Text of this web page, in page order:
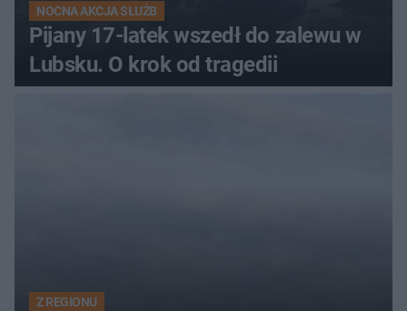
NOCNA AKCJA SŁUŻB
Pijany 17-latek wszedł do zalewu w
Lubsku. O krok od tragedii
Z REGIONU